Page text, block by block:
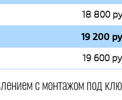
18 800
19 200
19 600
с монтажом под